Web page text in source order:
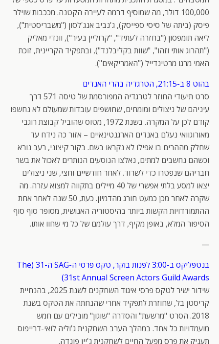
100,000 דולר, מה שמוסיף דרמה לעיירה הקטנה. מככבות שוילר
פיסק (ביתה של סיסי ספייסק), ג'נביב אנג'לסון ("משבריסטית"),
ליאה תומפסון ("בחזרה לעתיד", "קרוליין בעיר"), וונדי מאליק
("תהרוג אותי וזהו", "שוות בקליבלנד"), ובתפקיד הקריינית, זוכת
האמי מרגו מרטינדייל ("האמריקאים").
בהוט 8 ב-21:15, הטרגדיה בהרי האנדים
סרט תיעודי החוזר לטרגדיה המפורסמת של טיסה 571 דרך
עיניהם של ניצולים ומומחים, שחושפים עובדות שמעולם לא נחשפו
קודם לכן על המקרה. בשנת 1972, מטוס שהוביל קבוצת רוגבי
מאורוגוואי נעלם באנדים הארגנטינאיים – אזור כה נידח עד
שחלק מההרים בו אפילו לא נקראו בשם. בקור קיצוני, רעב נורא
וכשהם נחשבים למתים, נאלצו הנוסעים הנותרים לאכול את בשר
חבריהם שנפטרו כדי לשרוד. לאחר חודשיים וחצי, שני ניצולים
יצאו למסע בלתי אפשרי של 40 מיילים בתקווה למצוא עזרה. מה
שקרה לאחר מכן כמעט חורג מהדמיון. כעת, 50 שנה לאחר אחת
ההתמודדויות הקשות ביותר בהיסטוריה האנושית, מסופר סוף סוף
הסיפור המלא, באופן מקיף, דרך עולמם של כל מי שחוו אותו.
—
בנטפליקס ב-3:00 לפנות בוקר, טקס פרסי ה-SAG ה-31 (The
31st Annual Screen Actors Guild Awards)
שידור ישיר לטקס פרסי איגוד השחקנים לשנת 2025, בהנחיית
קריסטן בל, שחוזרת לתפקיד אחרי שהנחתה את הטקס בשנת
2018. הסרט "מרשעת" והסדרה "שוגון" מובילים עם חמש
מועמדויות כל אחד. במהלך הערב השחקנית ג'וליה לואי-דרייפוס
תעניק את פרס מפעל החיים לשחקנית ג'יין פונדה.